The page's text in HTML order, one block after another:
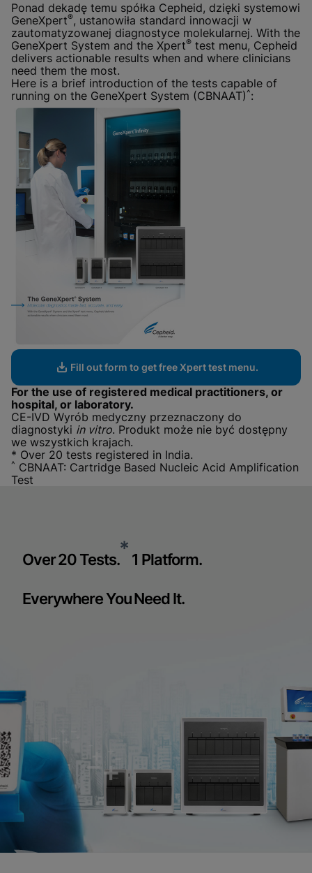
Włącz pliki cookie funkcjonalne
Ponad dekadę temu spółka Cepheid, dzięki systemowi
GeneXpert®, ustanowiła standard innowacji w
zautomatyzowanej diagnostyce molekularnej. With the
GeneXpert System and the Xpert® test menu, Cepheid
delivers actionable results when and where clinicians
need them the most.
Here is a brief introduction of the tests capable of
running on the GeneXpert System (CBNAAT) ^:
Fill out form to get free Xpert test menu.
For the use of registered medical practitioners, or
hospital, or laboratory.
CE-IVD Wyrób medyczny przeznaczony do
diagnostyki in vitro. Produkt może nie być dostępny
we wszystkich krajach.
* Over 20 tests registered in India.
^ CBNAAT: Cartridge Based Nucleic Acid Amplification
Test
Over 20 Tests.* 1 Platform.
Everywhere You Need It.